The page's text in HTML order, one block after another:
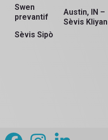
Swen
prevantif
Sèvis Sipò
Austin, IN –
Sèvis Kliyan